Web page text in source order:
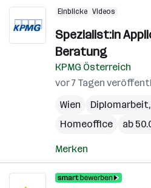
Einblicke Videos
Spezialist:in
Beratung
KPMG Österreich
vor 7 Tagen
Wien
Homeoffice
ab
Merken